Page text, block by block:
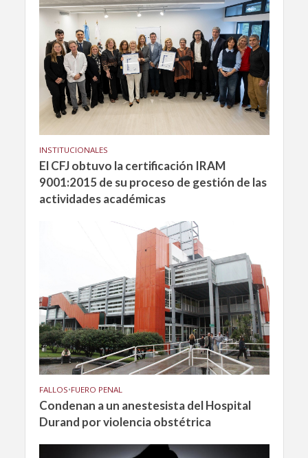
INSTITUCIONALES
El CFJ obtuvo la certificación IRAM
9001:2015 de su proceso de gestión de las
actividades académicas
FALLOS•FUERO PENAL
Condenan a un anestesista del Hospital
Durand por violencia obstétrica